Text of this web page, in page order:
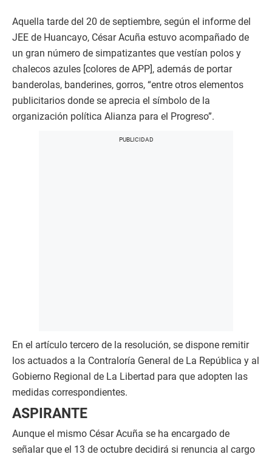
Aquella tarde del 20 de septiembre, según el informe del
JEE de Huancayo, César Acuña estuvo acompañado de
un gran número de simpatizantes que vestían polos y
chalecos azules [colores de APP], además de portar
banderolas, banderines, gorros, “entre otros elementos
publicitarios donde se aprecia el símbolo de la
organización política Alianza para el Progreso”.
En el artículo tercero de la resolución, se dispone remitir
los actuados a la Contraloría General de La República y al
Gobierno Regional de La Libertad para que adopten las
medidas correspondientes.
ASPIRANTE
Aunque el mismo César Acuña se ha encargado de
señalar que el 13 de octubre decidirá si renuncia al cargo